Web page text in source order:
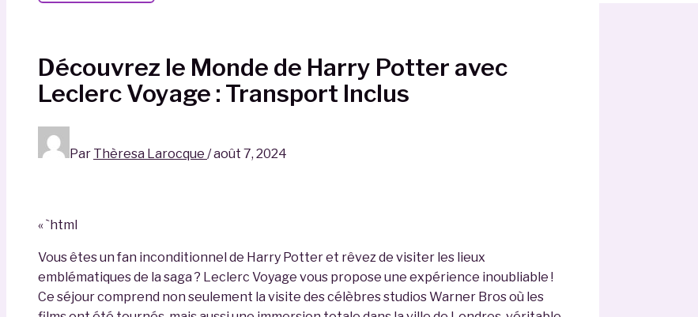
Découvrez le Monde de Harry Potter avec
Leclerc Voyage : Transport Inclus
Par Thèresa Larocque /août 7, 2024
« `html
Vous êtes un fan inconditionnel de Harry Potter et rêvez de visiter les lieux
emblématiques de la saga ? Leclerc Voyage vous propose une expérience inoubliable !
Ce séjour comprend non seulement la visite des célèbres studios Warner Bros où les